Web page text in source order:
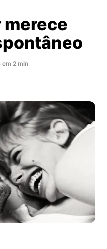
merece
about
elogio
espontâneo
em 2 min